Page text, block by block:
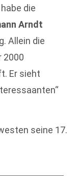
die
Arndt
Allein die
2000
Er sieht
seine 17.